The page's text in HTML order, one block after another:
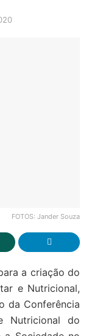
FOTOS: Jander Souza
a criação do
e Nutricional,
da Conferência
Nutricional do